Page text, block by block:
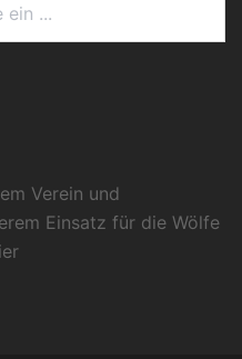
Verein und
Einsatz für die Wölfe